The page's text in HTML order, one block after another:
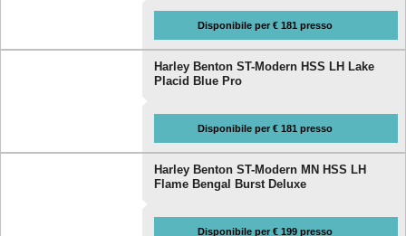
Disponibile per € 181 presso
Harley Benton ST-Modern HSS LH Lake
Placid Blue Pro
Disponibile per € 181 presso
Harley Benton ST-Modern MN HSS LH
Flame Bengal Burst Deluxe
Disponibile per € 199 presso